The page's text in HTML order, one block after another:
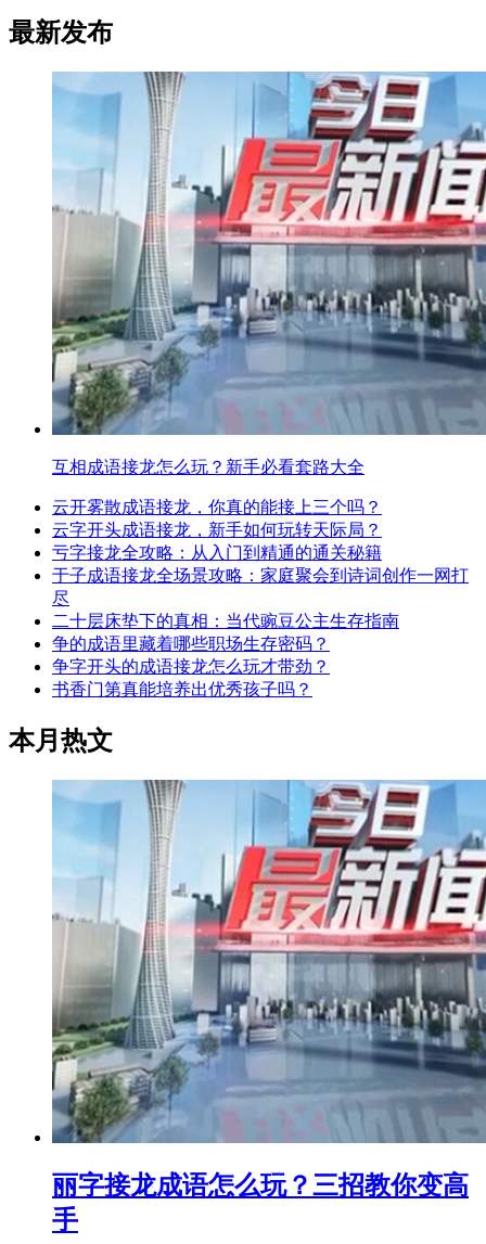
最新发布
互相成语接龙怎么玩？新手必看套路大全
云开雾散成语接龙，你真的能接上三个吗？
云字开头成语接龙，新手如何玩转天际局？
亏字接龙全攻略：从入门到精通的通关秘籍
于子成语接龙全场景攻略：家庭聚会到诗词创作一网打
尽
二十层床垫下的真相：当代豌豆公主生存指南
争的成语里藏着哪些职场生存密码？
争字开头的成语接龙怎么玩才带劲？
书香门第真能培养出优秀孩子吗？
本月热文
丽字接龙成语怎么玩？三招教你变高
手